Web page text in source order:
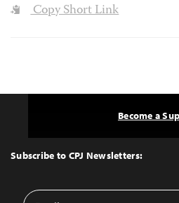
Copy Short Link
Top
Subscribe to CPJ Newsletters:
Email
Become a